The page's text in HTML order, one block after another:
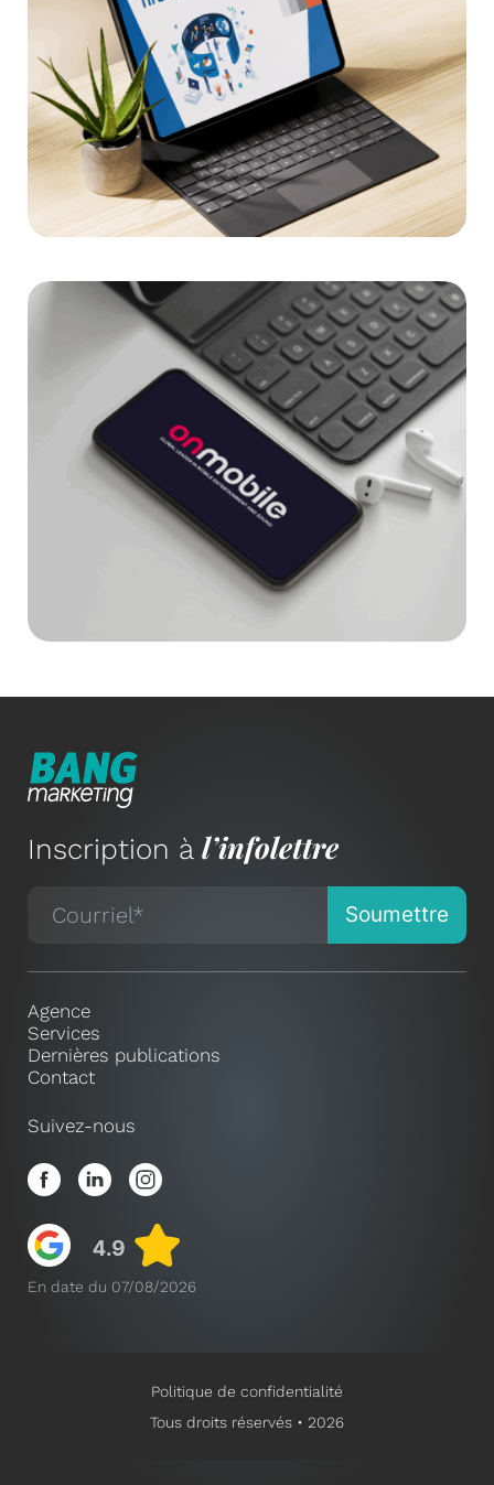
Inscription à l’infolettre
Agence
Services
Dernières publications
Contact
Suivez-nous
En date du 07/08/2026
Politique de confidentialité
Tous droits réservés • 2026